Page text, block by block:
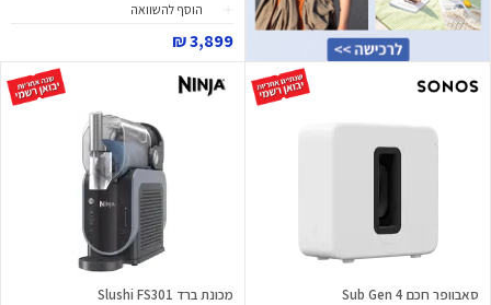
הוסף להשוואה
3,899 ₪
סאבוופר חכם Sub Gen 4 מכונת ברד Slushi FS301